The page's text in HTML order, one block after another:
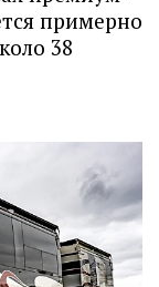
примерно
38